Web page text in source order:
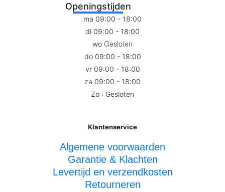
Openingstijden
ma 09:00 - 18:00
di 09:00 - 18:00
wo Gesloten
do 09:00 - 18:00
vr 09:00 - 18:00
za 09:00 - 18:00
Zo : Gesloten
Klantenservice
Algemene voorwaarden
Garantie & Klachten
Levertijd en verzendkosten
Retourneren